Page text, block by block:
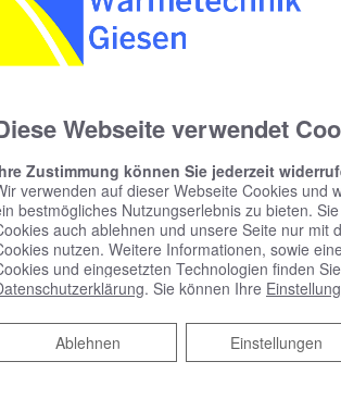
Webseite verwendet
Zustimmung können Sie jederzeit
verwenden auf dieser Webseite Cookies und
bestmögliches Nutzungserlebnis zu bieten.
auch ablehnen und unsere Seite nur mit
nutzen. Weitere Informationen, sowie
und eingesetzten Technologien finden
. Sie können Ihre
Einstellungen
Ablehnen
Ablehnen